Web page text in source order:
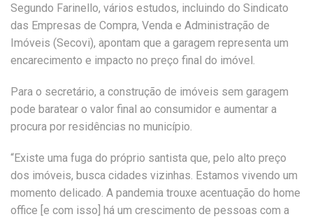
Segundo Farinello, vários estudos, incluindo do Sindicato
das Empresas de Compra, Venda e Administração de
Imóveis (Secovi), apontam que a garagem representa um
encarecimento e impacto no preço final do imóvel.
Para o secretário, a construção de imóveis sem garagem
pode baratear o valor final ao consumidor e aumentar a
procura por residências no município.
“Existe uma fuga do próprio santista que, pelo alto preço
dos imóveis, busca cidades vizinhas. Estamos vivendo um
momento delicado. A pandemia trouxe acentuação do home
office [e com isso] há um crescimento de pessoas com a